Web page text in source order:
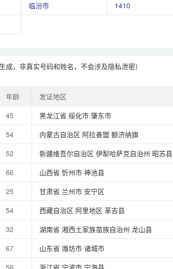
临汾市
1410
，非真实号码和姓名，不会涉及隐私泄密）
年龄
发证地区
45 黑龙江省 绥化市 肇东市
54 内蒙古自治区 阿拉善盟 额济纳旗
52 新疆维吾尔自治区 伊犁哈萨克自治州 昭苏县
66 山西省 忻州市 神池县
25 甘肃省 兰州市 安宁区
54 西藏自治区 阿里地区 革吉县
32 湖南省 湘西土家族苗族自治州 龙山县
67 山东省 潍坊市 诸城市
56 浙江省 宁波市 宁海县